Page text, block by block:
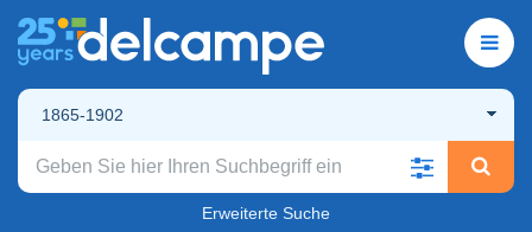
1865-1902
Erweiterte Suche